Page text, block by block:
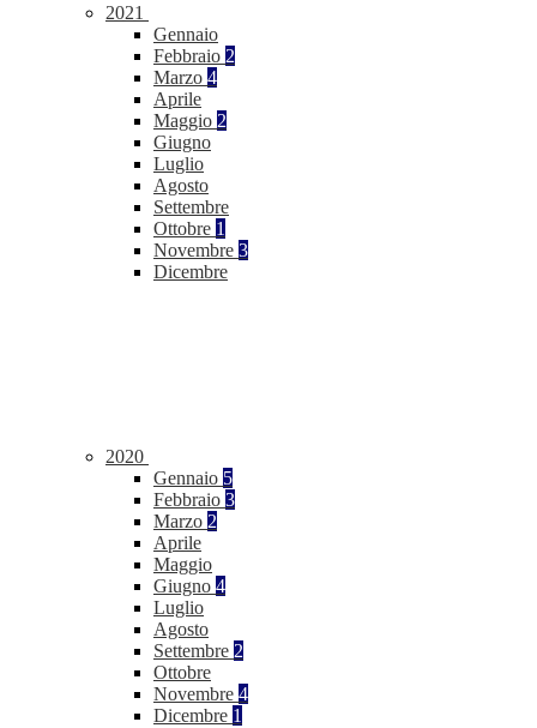
2021
Gennaio
Febbraio 2
Marzo 4
Aprile
Maggio 2
Giugno
Luglio
Agosto
Settembre
Ottobre 1
Novembre 3
Dicembre
2020
Gennaio 5
Febbraio 3
Marzo 2
Aprile
Maggio
Giugno 4
Luglio
Agosto
Settembre 2
Ottobre
Novembre 4
Dicembre 1